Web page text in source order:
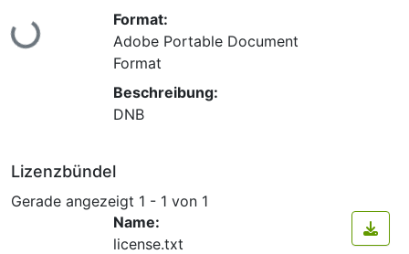
Lade...
Format:
Adobe Portable Document
Format
Beschreibung:
DNB
Lizenzbündel
Gerade angezeigt 1 - 1 von 1
Name:
license.txt